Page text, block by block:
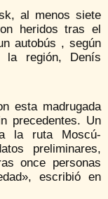
al menos siete
heridos tras el
autobús , según
la región, Denís
esta madrugada
precedentes. Un
la ruta Moscú-
preliminares,
once personas
escribió en